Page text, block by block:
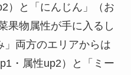
）と「にんじん」（お
果物属性が手に入るし
」両方のエリアからは
・属性up2）と「ミー